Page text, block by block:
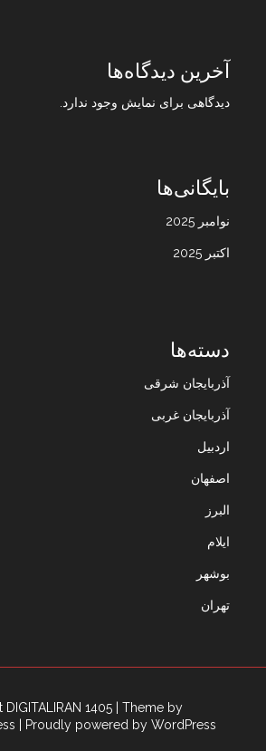
آخرین دیدگاه‌ها
دیدگاهی برای نمایش وجود ندارد.
بایگانی‌ها
نوامبر 2025
اکتبر 2025
دسته‌ها
آذربایجان شرقی
آذربایجان غربی
اردبیل
اصفهان
البرز
ایلام
بوشهر
تهران
1405
| Theme by
| Proudly powered by WordPress